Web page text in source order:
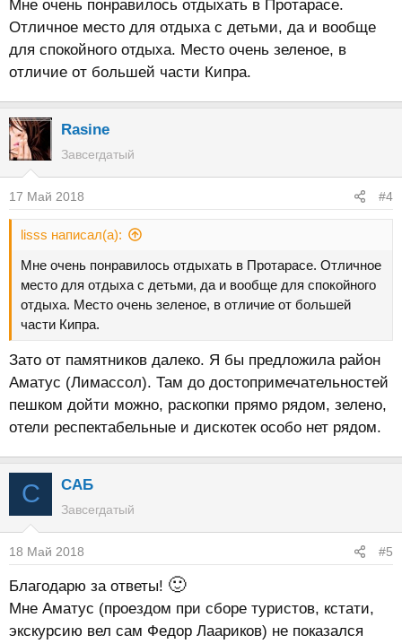
Мне очень понравилось отдыхать в Протарасе.
Отличное место для отдыха с детьми, да и вообще
для спокойного отдыха. Место очень зеленое, в
отличие от большей части Кипра.
Rasine
Завсегдатый
17 Май 2018 #4
lisss написал(а):
Мне очень понравилось отдыхать в Протарасе. Отличное
место для отдыха с детьми, да и вообще для спокойного
отдыха. Место очень зеленое, в отличие от большей
части Кипра.
Зато от памятников далеко. Я бы предложила район
Аматус (Лимассол). Там до достопримечательностей
пешком дойти можно, раскопки прямо рядом, зелено,
отели респектабельные и дискотек особо нет рядом.
С САБ
Завсегдатый
18 Май 2018 #5
Благодарю за ответы! 🙂
Мне Аматус (проездом при сборе туристов, кстати,
экскурсию вел сам Федор Лаариков) не показался